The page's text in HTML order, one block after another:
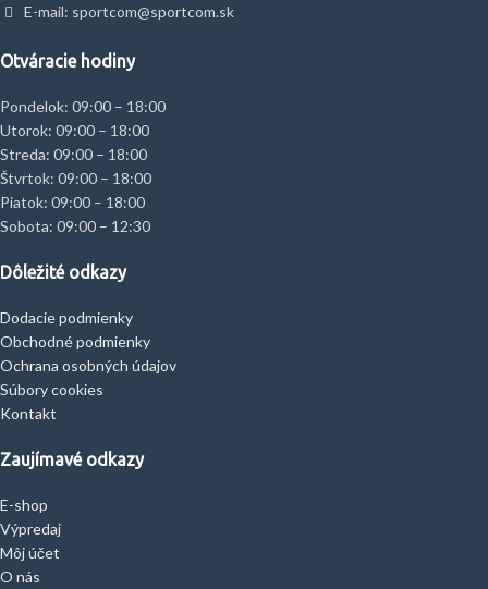
E-mail: sportcom@sportcom.sk
Otváracie hodiny
Pondelok: 09:00 – 18:00
Utorok: 09:00 – 18:00
Streda: 09:00 – 18:00
Štvrtok: 09:00 – 18:00
Piatok: 09:00 – 18:00
Sobota: 09:00 – 12:30
Dôležité odkazy
Dodacie podmienky
Obchodné podmienky
Ochrana osobných údajov
Súbory cookies
Kontakt
Zaujímavé odkazy
E-shop
Výpredaj
Môj účet
O nás